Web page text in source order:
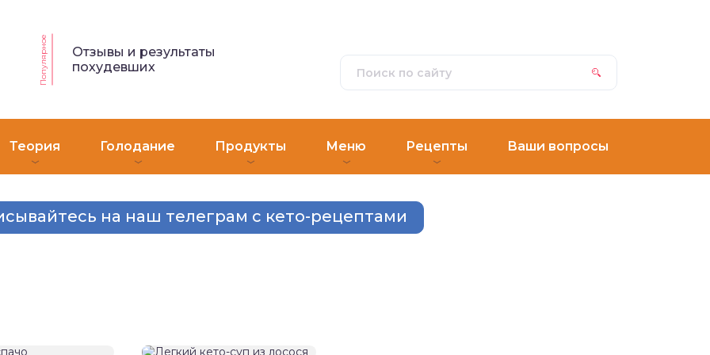
Популярное
Отзывы и результаты
похудевших
Теория Голодание Продукты Меню Рецепты Ваши вопросы
на наш телеграм с кето-рецептами